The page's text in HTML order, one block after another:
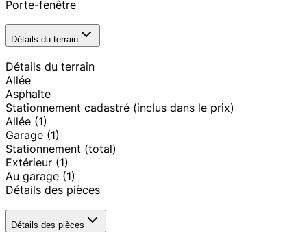
Porte-fenêtre
Détails du terrain
Détails du terrain
Allée
Asphalte
Stationnement cadastré (inclus dans le prix)
Allée (1)
Garage (1)
Stationnement (total)
Extérieur (1)
Au garage (1)
Détails des pièces
Détails des pièces